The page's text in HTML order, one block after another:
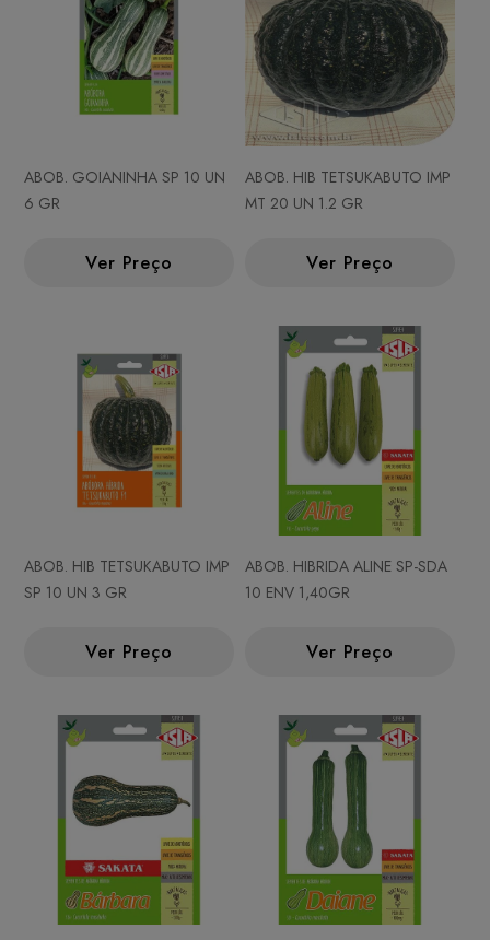
ABOB. GOIANINHA SP 10 UN
6 GR
Ver Preço
ABOB. HIB TETSUKABUTO IMP
MT 20 UN 1.2 GR
Ver Preço
ABOB. HIB TETSUKABUTO IMP
SP 10 UN 3 GR
Ver Preço
ABOB. HIBRIDA ALINE SP-SDA
10 ENV 1,40GR
Ver Preço